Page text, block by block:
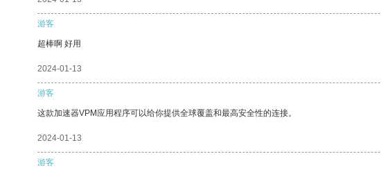
游客
超棒啊 好用
2024-01-13
游客
这款加速器VPM应用程序可以给你提供全球覆盖和最高安全性的连接。
2024-01-13
游客